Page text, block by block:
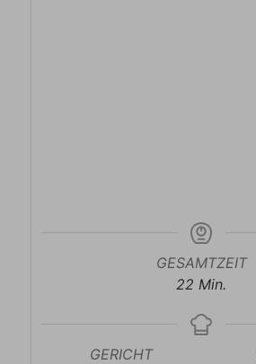
GESAMTZEIT
22 Minuten
Min.
GERICHT